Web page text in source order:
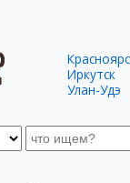
Иркутск
Улан-Удэ